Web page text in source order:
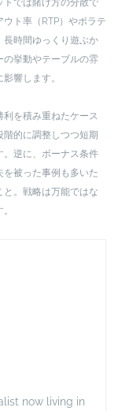
トでは賭け方の分散で
ト率（RTP）やボラテ
長時間ゆっくり遊ぶか
の挙動やテーブルの雰
響します。
を積み重ねたケース
的に調整しつつ短期
。逆に、ボーナス条件
被った事例も多いた
。戦略は万能ではな
now living in